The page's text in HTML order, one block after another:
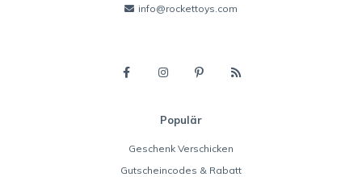
info@rockettoys.com
Populär
Geschenk Verschicken
Gutscheincodes & Rabatt